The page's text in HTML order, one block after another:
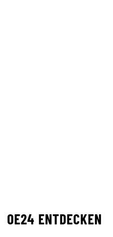
OE24 ENTDECKEN